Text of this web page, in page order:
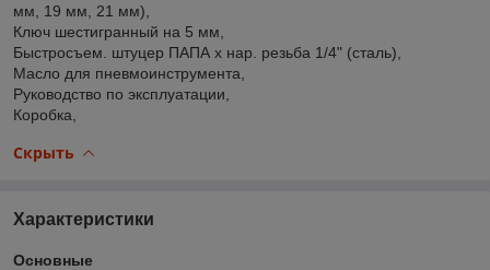
мм, 19 мм, 21 мм),
Ключ шестигранный на 5 мм,
Быстросъем. штуцер ПАПА х нар. резьба 1/4" (сталь),
Масло для пневмоинструмента,
Руководство по эксплуатации,
Коробка,
Скрыть
Характеристики
Основные